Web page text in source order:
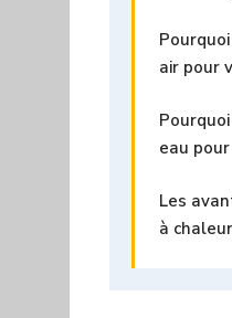
air pour
eau
Les
à